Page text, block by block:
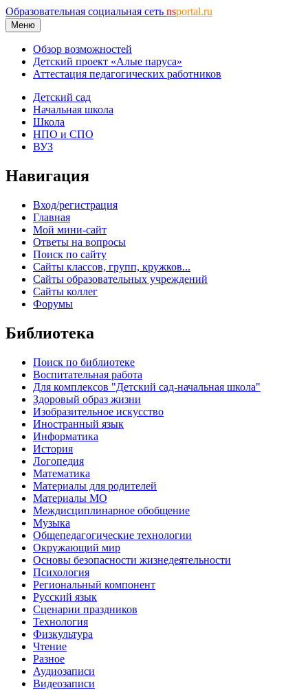
Образовательная социальная сеть nsportal.ru
Меню
Обзор возможностей
Детский проект «Алые паруса»
Аттестация педагогических работников
Детский сад
Начальная школа
Школа
НПО и СПО
ВУЗ
Навигация
Вход/регистрация
Главная
Мой мини-сайт
Ответы на вопросы
Поиск по сайту
Сайты классов, групп, кружков...
Сайты образовательных учреждений
Сайты коллег
Форумы
Библиотека
Поиск по библиотеке
Воспитательная работа
Для комплексов "Детский сад-начальная школа"
Здоровый образ жизни
Изобразительное искусство
Иностранный язык
Информатика
История
Логопедия
Математика
Материалы для родителей
Материалы МО
Междисциплинарное обобщение
Музыка
Общепедагогические технологии
Окружающий мир
Основы безопасности жизнедеятельности
Психология
Региональный компонент
Русский язык
Сценарии праздников
Технология
Физкультура
Чтение
Разное
Аудиозаписи
Видеозаписи